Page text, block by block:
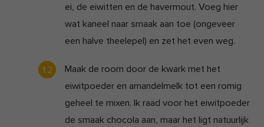
ei, de eiwitten en de havermout. Voeg hier
wat kaneel naar smaak aan toe (ongeveer
een halve theelepel) en zet het even weg.
Maak de room door de kwark met het
eiwitpoeder en amandelmelk tot een romig
geheel te mixen. Ik raad voor het eiwitpoeder
de smaak chocola aan, maar het ligt natuurlijk